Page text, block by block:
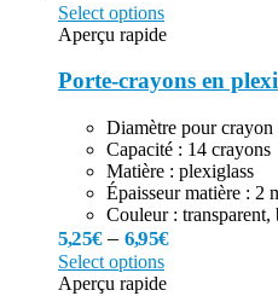
Select options
Aperçu rapide
Porte-crayons en plexi
Diamètre pour crayon
Capacité : 14 crayons
Matière : plexiglass
Épaisseur matière : 2
Couleur :
5,25€–6,95€
Select options
Aperçu rapide